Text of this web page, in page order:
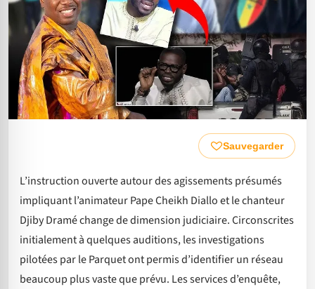
Sauvegarder
L’instruction ouverte autour des agissements présumés
impliquant l’animateur Pape Cheikh Diallo et le chanteur
Djiby Dramé change de dimension judiciaire. Circonscrites
initialement à quelques auditions, les investigations
pilotées par le Parquet ont permis d’identifier un réseau
beaucoup plus vaste que prévu. Les services d’enquête,